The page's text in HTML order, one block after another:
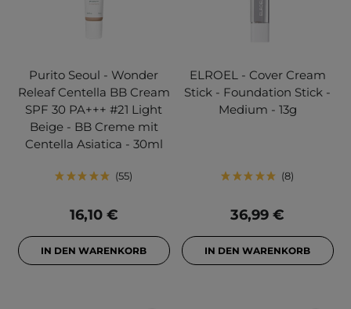
Purito Seoul - Wonder
Releaf Centella BB Cream
SPF 30 PA+++ #21 Light
Beige - BB Creme mit
Centella Asiatica - 30ml
55
16,10 €
IN DEN WARENKORB
ELROEL - Cover Cream
Stick - Foundation Stick -
Medium - 13g
8
36,99 €
IN DEN WARENKORB